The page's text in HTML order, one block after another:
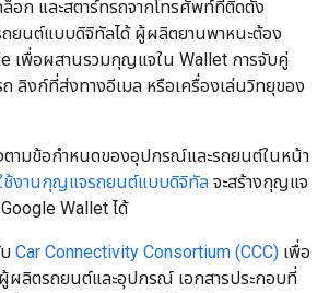
อก และสตาร์ทรถจากโทรศัพท์ที่ติดตั้ง
ยนต์แบบดิจิทัลได้ ผู้ผลิตยานพาหนะต้อง
เพื่อผสานรวมกุญแจใน Wallet การจับคู่
ถ ลิงก์ที่ส่งทางอีเมล หรือเครื่องเล่นวิทยุของ
ามข้อกำหนดของอุปกรณ์และรถยนต์ในหน้า
ช้งานกุญแจรถยนต์แบบดิจิทัล จะสร้างกุญแจ
Wallet ได้
Car Connectivity Consortium (CCC) เพื่อ
ลิตรถยนต์และอุปกรณ์ เอกสารประกอบที่